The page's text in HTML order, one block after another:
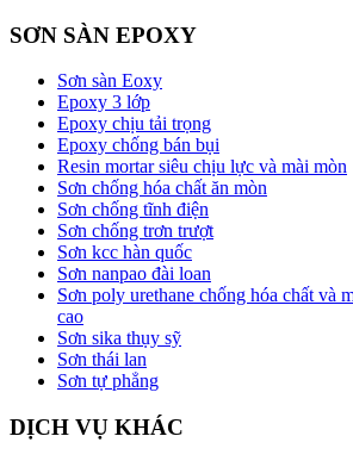
SƠN SÀN EPOXY
Sơn sàn Eoxy
Epoxy 3 lớp
Epoxy chịu tải trọng
Epoxy chống bán bụi
Resin mortar siêu chịu lực và mài mòn
Sơn chống hóa chất ăn mòn
Sơn chống tĩnh điện
Sơn chống trơn trượt
Sơn kcc hàn quốc
Sơn nanpao đài loan
Sơn poly urethane chống hóa chất và
cao
Sơn sika thụy sỹ
Sơn thái lan
Sơn tự phẳng
DỊCH VỤ KHÁC